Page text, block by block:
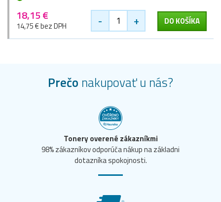
18,15 €
14,75 € bez DPH - + DO KOŠÍKA
Prečo nakupovať u nás?
Tonery overené zákazníkmi
98% zákazníkov odporúča nákup na základni
dotazníka spokojnosti.